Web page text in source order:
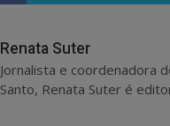
Renata Suter
Jornalista e coordenadora
Santo, Renata Suter é